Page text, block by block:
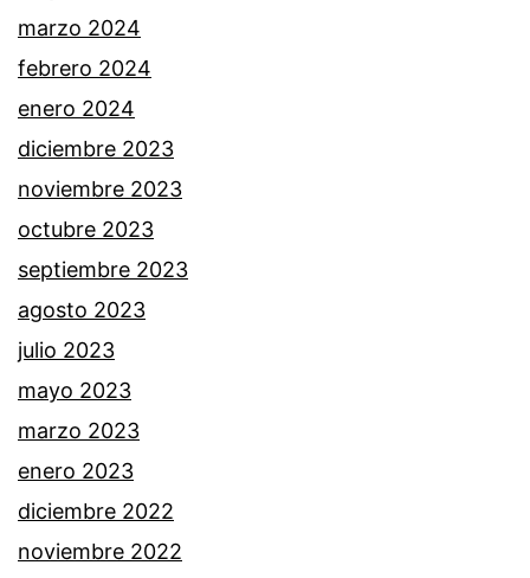
marzo 2024
febrero 2024
enero 2024
diciembre 2023
noviembre 2023
octubre 2023
septiembre 2023
agosto 2023
julio 2023
mayo 2023
marzo 2023
enero 2023
diciembre 2022
noviembre 2022